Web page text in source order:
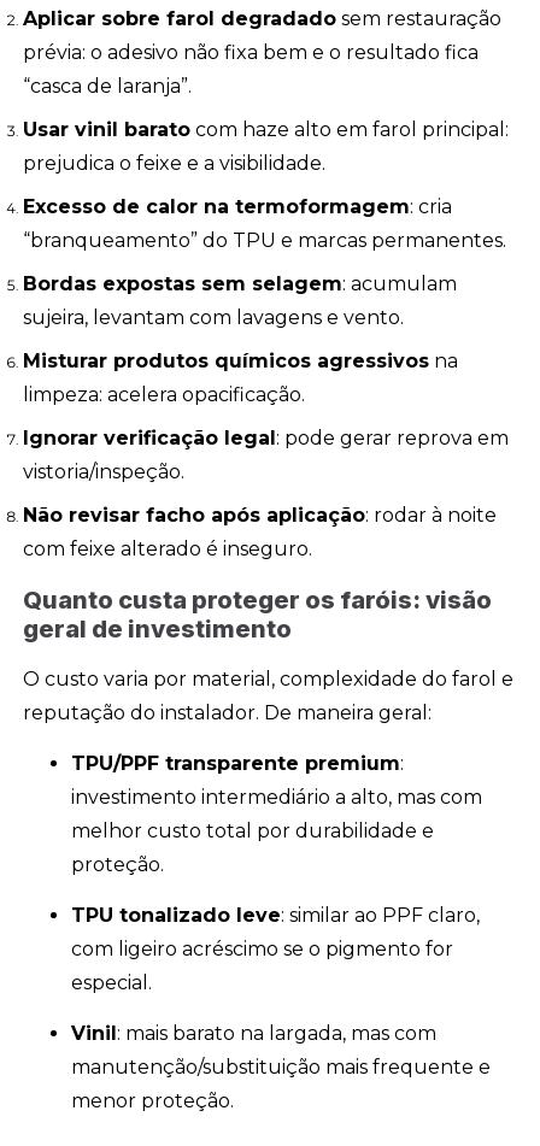
Aplicar sobre farol degradado sem restauração
prévia: o adesivo não fixa bem e o resultado fica
“casca de laranja”.
Usar vinil barato com haze alto em farol principal:
prejudica o feixe e a visibilidade.
Excesso de calor na termoformagem: cria
“branqueamento” do TPU e marcas permanentes.
Bordas expostas sem selagem: acumulam
sujeira, levantam com lavagens e vento.
Misturar produtos químicos agressivos na
limpeza: acelera opacificação.
Ignorar verificação legal: pode gerar reprova em
vistoria/inspeção.
Não revisar facho após aplicação: rodar à noite
com feixe alterado é inseguro.
Quanto custa proteger os faróis: visão
geral de investimento
O custo varia por material, complexidade do farol e
reputação do instalador. De maneira geral:
TPU/PPF transparente premium:
investimento intermediário a alto, mas com
melhor custo total por durabilidade e
proteção.
TPU tonalizado leve: similar ao PPF claro,
com ligeiro acréscimo se o pigmento for
especial.
Vinil: mais barato na largada, mas com
manutenção/substituição mais frequente e
menor proteção.